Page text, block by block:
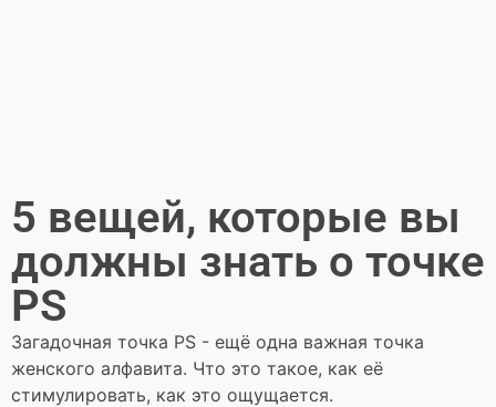
5 вещей, которые вы
должны знать о точке
PS
Загадочная точка PS - ещё одна важная точка
женского алфавита. Что это такое, как её
стимулировать, как это ощущается.